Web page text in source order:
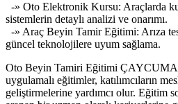
-» Oto Elektronik Kursu: Araçlarda
sistemlerin detaylı analizi ve onarımı.
-» Araç Beyin Tamir Eğitimi: Arıza
güncel teknolojilere uyum sağlama.
Oto Beyin Tamiri Eğitimi ÇAYCUMA
uygulamalı eğitimler, katılımcıların
geliştirmelerine yardımcı olur. Eğitim